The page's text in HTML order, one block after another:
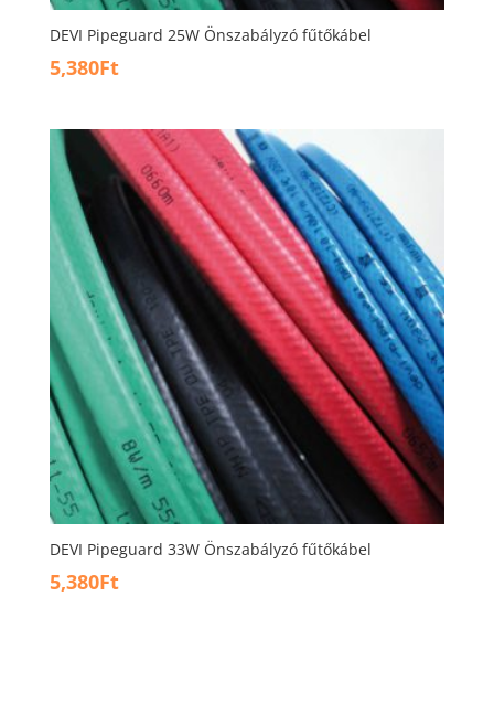
DEVI Pipeguard 25W Önszabályzó fűtőkábel
5,380Ft
DEVI Pipeguard 33W Önszabályzó fűtőkábel
5,380Ft